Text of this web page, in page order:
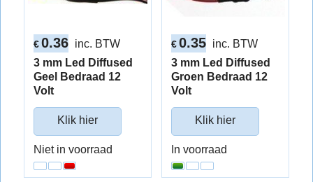
€ 0.36 inc. BTW
3 mm Led Diffused
Geel Bedraad 12
Volt
Klik hier
Niet in voorraad
€0.35 inc. BTW
3 mm Led Diffused
Groen Bedraad 12
Volt
Klik hier
In voorraad